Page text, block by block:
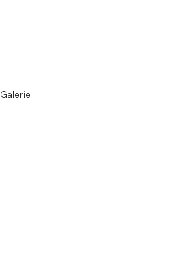
Galerie